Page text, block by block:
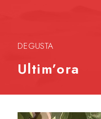
DEGUSTA
Ultim’ora